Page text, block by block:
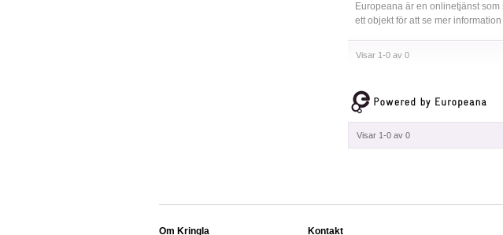
Europeana är en onlinetjänst
ett objekt för att se mer
Visar 1-0 av 0
Visar 1-0 av 0
Om Kringla
Kontakt